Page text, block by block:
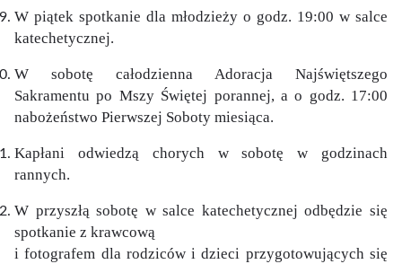
W piątek spotkanie dla młodzieży o godz. 19:00 w salce
katechetycznej.
W sobotę całodzienna Adoracja Najświętszego
Sakramentu po Mszy Świętej porannej, a o godz. 17:00
nabożeństwo Pierwszej Soboty miesiąca.
Kapłani odwiedzą chorych w sobotę w godzinach
rannych.
W przyszłą sobotę w salce katechetycznej odbędzie się
spotkanie z krawcową
i fotografem dla rodziców i dzieci przygotowujących się